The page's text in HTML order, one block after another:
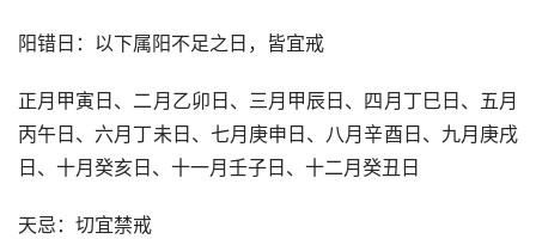
阳错日：以下属阳不足之日，皆宜戒
正月甲寅日、二月乙卯日、三月甲辰日、四月丁巳日、五月
丙午日、六月丁未日、七月庚申日、八月辛酉日、九月庚戌
日、十月癸亥日、十一月壬子日、十二月癸丑日
天忌：切宜禁戒